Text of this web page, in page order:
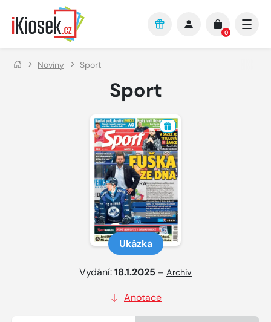
Přejít na hlavní obsah
0
Noviny Sport
Sport
Ukázka
Vydání:18.1.2025 – Archiv
Anotace